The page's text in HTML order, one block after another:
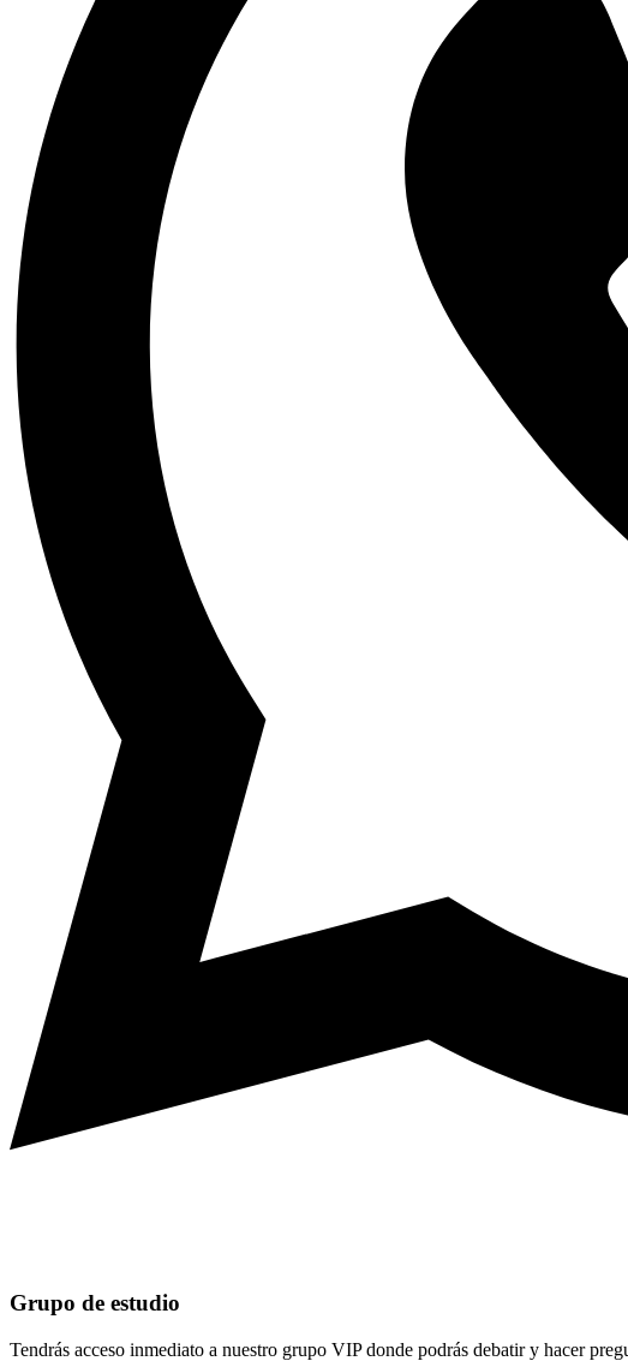
Grupo de estudio
Tendrás acceso inmediato a nuestro grupo VIP donde podrás debatir y hacer